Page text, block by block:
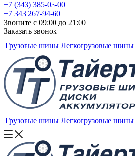
+7 (343) 385-03-00
+7 343 267-94-60
Звоните с 09:00 до 21:00
Заказать звонок
Грузовые шины Легкогрузовые шины
Грузовые шины Легкогрузовые шины